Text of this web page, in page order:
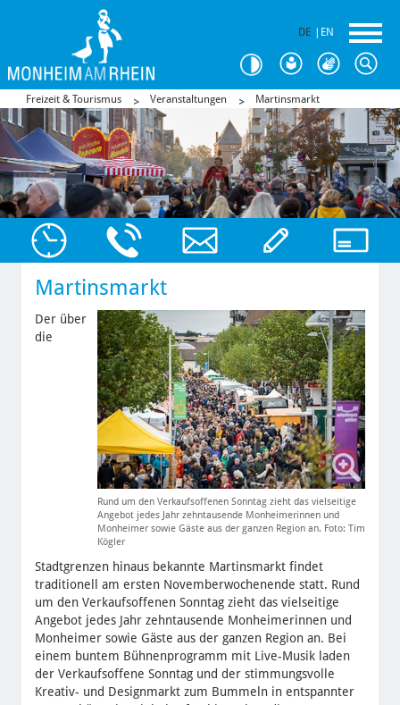
DE EN
Freizeit & Tourismus Veranstaltungen Martinsmarkt
Martinsmarkt
Rund um den Verkaufsoffenen Sonntag zieht das vielseitige
Angebot jedes Jahr zehntausende Monheimerinnen und
Monheimer sowie Gäste aus der ganzen Region an. Foto: Tim
Kögler
Der über
die
Stadtgrenzen hinaus bekannte Martinsmarkt findet
traditionell am ersten Novemberwochenende statt. Rund
um den Verkaufsoffenen Sonntag zieht das vielseitige
Angebot jedes Jahr zehntausende Monheimerinnen und
Monheimer sowie Gäste aus der ganzen Region an. Bei
einem buntem Bühnenprogramm mit Live-Musik laden
der Verkaufsoffene Sonntag und der stimmungsvolle
Kreativ- und Designmarkt zum Bummeln in entspannter